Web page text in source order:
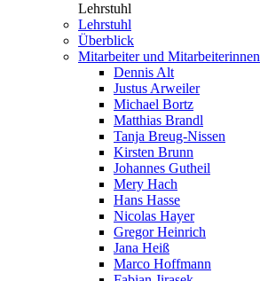
Lehrstuhl
Lehrstuhl
Überblick
Mitarbeiter und Mitarbeiterinnen
Dennis Alt
Justus Arweiler
Michael Bortz
Matthias Brandl
Tanja Breug-Nissen
Kirsten Brunn
Johannes Gutheil
Mery Hach
Hans Hasse
Nicolas Hayer
Gregor Heinrich
Jana Heiß
Marco Hoffmann